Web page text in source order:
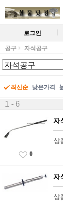
로그인
공구 자석공구
최신순 낮은가격
1 - 6
자
상
0
자
상